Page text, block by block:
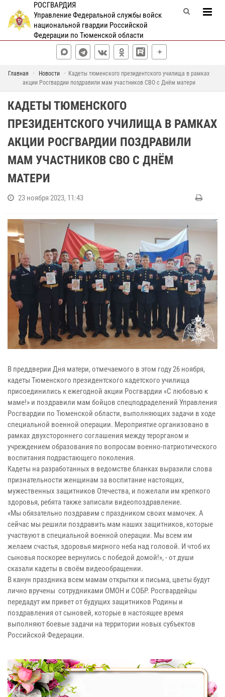
РОСГВАРДИЯ
Управление Федеральной службы войск
национальной гвардии Российской
Федерации по Тюменской области
Главная Новости
Кадеты тюменского президентского училища в рамках
акции Росгвардии поздравили мам участников СВО с Днём матери
КАДЕТЫ ТЮМЕНСКОГО
ПРЕЗИДЕНТСКОГО УЧИЛИЩА В РАМКАХ
АКЦИИ РОСГВАРДИИ ПОЗДРАВИЛИ
МАМ УЧАСТНИКОВ СВО С ДНЁМ
МАТЕРИ
23 ноября 2023, 11:43
В преддверии Дня матери, отмечаемого в этом году 26 ноября,
кадеты Тюменского президентского кадетского училища
присоединились к ежегодной акции Росгвардии «С любовью к
маме!» и поздравили мам бойцов спецподраделений Управления
Росгвардии по Тюменской области, выполняющих задачи в ходе
специальной военной операции. Мероприятие организовано в
рамках двухстороннего соглашения между терорганом и
учреждением образования по вопросам военно-патриотического
воспитания подрастающего поколения.
Кадеты на разработанных в ведомстве бланках выразили слова
признательности женщинам за воспитание настоящих,
мужественных защитников Отечества, и пожелали им крепкого
здоровья, ребята также записали видеопоздравление.
«Мы обязательно поздравим с праздником своих мамочек. А
сейчас мы решили поздравить мам наших защитников, которые
участвуют в специальной военной операции. Мы всем им
желаем счастья, здоровья мирного неба над головой. И чтоб их
сыновья поскорее вернулись с победой домой!», - от души
сказали кадеты в своём видеообращении.
В канун праздника всем мамам открытки и письма, цветы будут
лично вручены сотрудниками ОМОН и СОБР. Росгвардейцы
передадут им привет от будущих защитников Родины и
поздравления от сыновей, которые в настоящее время
выполняют боевые задачи на территории новых субъектов
Российской Федерации.